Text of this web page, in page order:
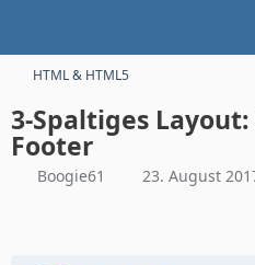
HTML & HTML5
3-Spaltiges
Footer
Boogie61 23. August